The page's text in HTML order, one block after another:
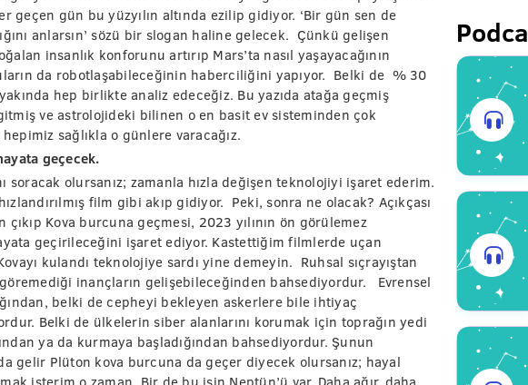
geçen gün bu yüzyılın altında ezilip gidiyor. ‘Bir gün sen de
anlarsın’ sözü bir slogan haline gelecek. Çünkü gelişen
insanlık konforunu artırıp Mars’ta nasıl yaşayacağının
da robotlaşabileceğinin haberciliğini yapıyor. Belki de % 30
hep birlikte analiz edeceğiz. Bu yazıda atağa geçmiş
ve astrolojideki bilinen o en basit ev sisteminden çok
sağlıkla o günlere varacağız.
geçecek.
soracak olursanız; zamanla hızla değişen teknolojiyi işaret ederim.
film gibi akıp gidiyor. Peki, sonra ne olacak? Açıkçası
Kova burcuna geçmesi, 2023 yılının ön görülemez
geçirileceğini işaret ediyor. Kastettiğim filmlerde uçan
kulandı teknolojiye sardı yine demeyin. Ruhsal sıçrayıştan
inançların gelişebileceğinden bahsediyordur. Evrensel
belki de cepheyi bekleyen askerlere bile ihtiyaç
Belki de ülkelerin siber alanlarını korumak için toprağın yedi
ya da kurmaya başladığından bahsediyordur. Şunun
da gelir Plüton kova burcuna da geçer diyecek olursanız; hayal